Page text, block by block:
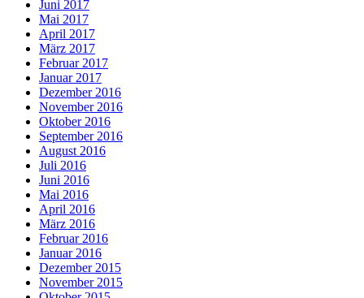
Juni 2017
Mai 2017
April 2017
März 2017
Februar 2017
Januar 2017
Dezember 2016
November 2016
Oktober 2016
September 2016
August 2016
Juli 2016
Juni 2016
Mai 2016
April 2016
März 2016
Februar 2016
Januar 2016
Dezember 2015
November 2015